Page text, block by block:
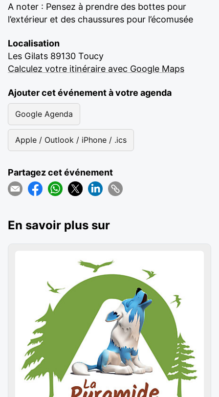
A noter : Pensez à prendre des bottes pour
l’extérieur et des chaussures pour l’écomusée
Localisation
Les Gilats 89130 Toucy
Calculez votre itinéraire avec Google Maps
Ajouter cet événement à votre agenda
Google Agenda
Apple / Outlook / iPhone / .ics
Partagez cet événement
En savoir plus sur